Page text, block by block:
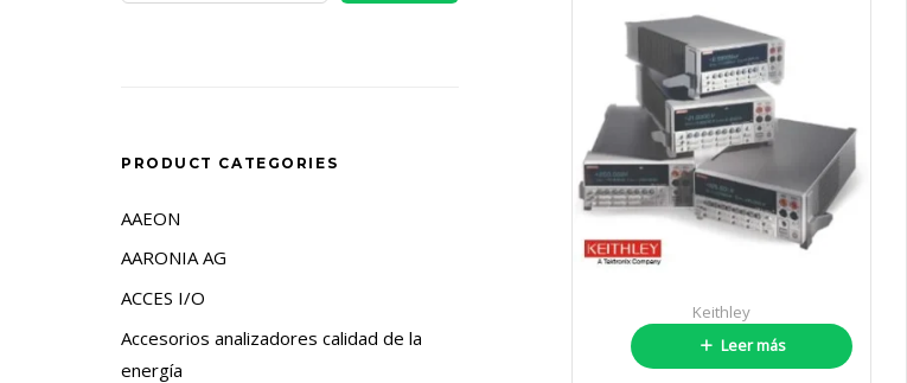
Keithley
2400 SERIES
Leer más
PRODUCT CATEGORIES
AAEON
AARONIA AG
ACCES I/O
Accesorios analizadores calidad de la
energía